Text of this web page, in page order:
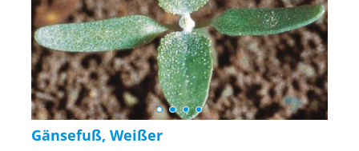
Gänsefuß, Weißer